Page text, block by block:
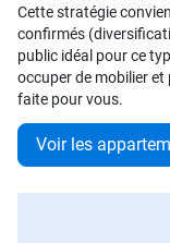
Cette stratégie
confirmés
public idéal pour ce
occuper de mobilier
faite pour vous.
Voir les